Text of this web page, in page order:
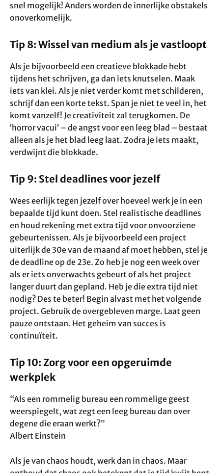
snel mogelijk! Anders worden de innerlijke obstakels
onoverkomelijk.
Tip 8: Wissel van medium als je vastloopt
Als je bijvoorbeeld een creatieve blokkade hebt
tijdens het schrijven, ga dan iets knutselen. Maak
iets van klei. Als je niet verder komt met schilderen,
schrijf dan een korte tekst. Span je niet te veel in, het
komt vanzelf! Je creativiteit zal terugkomen. De
‘horror vacui’ – de angst voor een leeg blad – bestaat
alleen als je het blad leeg laat. Zodra je iets maakt,
verdwijnt die blokkade.
Tip 9: Stel deadlines voor jezelf
Wees eerlijk tegen jezelf over hoeveel werk je in een
bepaalde tijd kunt doen. Stel realistische deadlines
en houd rekening met extra tijd voor onvoorziene
gebeurtenissen. Als je bijvoorbeeld een project
uiterlijk de 30e van de maand af moet hebben, stel je
de deadline op de 23e. Zo heb je nog een week over
als er iets onverwachts gebeurt of als het project
langer duurt dan gepland. Heb je die extra tijd niet
nodig? Des te beter! Begin alvast met het volgende
project. Gebruik de overgebleven marge. Laat geen
pauze ontstaan. Het geheim van succes is
continuïteit.
Tip 10: Zorg voor een opgeruimde
werkplek
“Als een rommelig bureau een rommelige geest
weerspiegelt, wat zegt een leeg bureau dan over
degene die eraan werkt?”
Albert Einstein
Als je van chaos houdt, werk dan in chaos. Maar